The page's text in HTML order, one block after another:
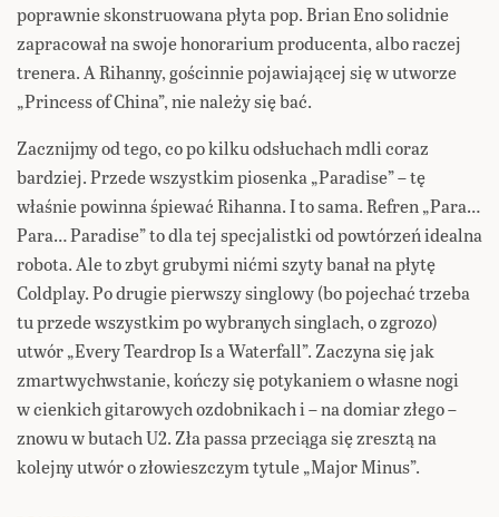
poprawnie skonstruowana płyta pop. Brian Eno solidnie
zapracował na swoje honorarium producenta, albo raczej
trenera. A Rihanny, gościnnie pojawiającej się w utworze
„Princess of China”, nie należy się bać.
Zacznijmy od tego, co po kilku odsłuchach mdli coraz
bardziej. Przede wszystkim piosenka „Paradise” – tę
właśnie powinna śpiewać Rihanna. I to sama. Refren „Para…
Para… Paradise” to dla tej specjalistki od powtórzeń idealna
robota. Ale to zbyt grubymi nićmi szyty banał na płytę
Coldplay. Po drugie pierwszy singlowy (bo pojechać trzeba
tu przede wszystkim po wybranych singlach, o zgrozo)
utwór „Every Teardrop Is a Waterfall”. Zaczyna się jak
zmartwychwstanie, kończy się potykaniem o własne nogi
w cienkich gitarowych ozdobnikach i – na domiar złego –
znowu w butach U2. Zła passa przeciąga się zresztą na
kolejny utwór o złowieszczym tytule „Major Minus”.